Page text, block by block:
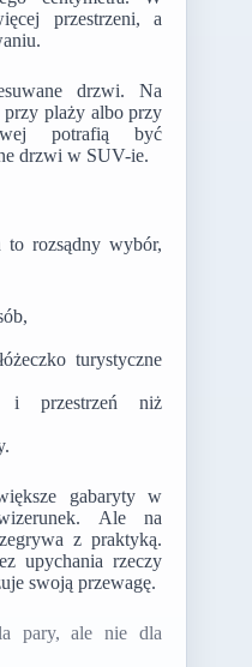
przestrzeni, a
drzwi. Na
przy plaży albo przy
potrafią być
drzwi w SUV-ie.
rozsądny wybór,
turystyczne
i przestrzeń niż
gabaryty w
Ale na
z praktyką.
upychania rzeczy
swoją przewagę.
pary, ale nie dla